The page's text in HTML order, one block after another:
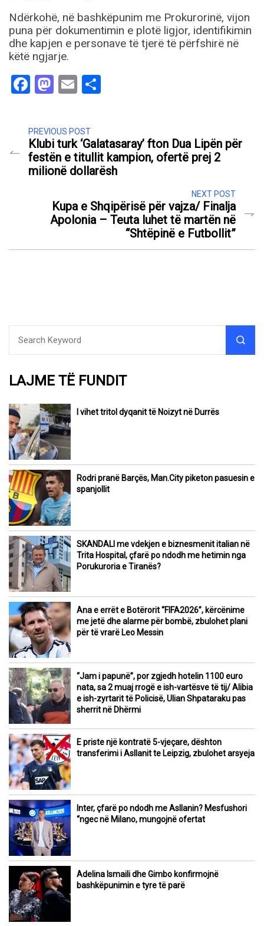
Ndërkohë, në bashkëpunim me Prokurorinë, vijon
puna për dokumentimin e plotë ligjor, identifikimin
dhe kapjen e personave të tjerë të përfshirë në
këtë ngjarje.
Facebook
Mastodon
Email
PREVIOUS POST
Klubi turk ‘Galatasaray’ fton Dua Lipën për
festën e titullit kampion, ofertë prej 2
milionë dollarësh
NEXT POST
Kupa e Shqipërisë për vajza/ Finalja
Apolonia – Teuta luhet të martën në
“Shtëpinë e Futbollit”
LAJME TË FUNDIT
I vihet tritol dyqanit të Noizyt në Durrës
Rodri pranë Barçës, Man.City piketon pasuesin e
spanjollit
SKANDALI me vdekjen e biznesmenit italian në
Trita Hospital, çfarë po ndodh me hetimin nga
Porukuroria e Tiranës?
Ana e errët e Botërorit “FIFA2026”, kërcënime
me jetë dhe alarme për bombë, zbulohet plani
për të vrarë Leo Messin
“Jam i papunë”, por zgjedh hotelin 1100 euro
nata, sa 2 muaj rrogë e ish-vartësve të tij/ Alibia
e ish-zyrtarit të Policisë, Ulian Shpataraku pas
sherrit në Dhërmi
E priste një kontratë 5-vjeçare, dështon
transferimi i Asllanit te Leipzig, zbulohet arsyeja
Inter, çfarë po ndodh me Asllanin? Mesfushori
“ngec në Milano, mungojnë ofertat
Adelina Ismaili dhe Gimbo konfirmojnë
bashkëpunimin e tyre të parë